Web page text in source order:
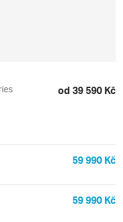
od 39 590 Kč
59 990 Kč
59 990 Kč